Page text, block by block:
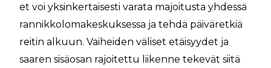
et voi yksinkertaisesti varata majoitusta yhdessä
rannikkolomakeskuksessa ja tehdä päiväretkiä
reitin alkuun. Vaiheiden väliset etäisyydet ja
saaren sisäosan rajoitettu liikenne tekevät siitä